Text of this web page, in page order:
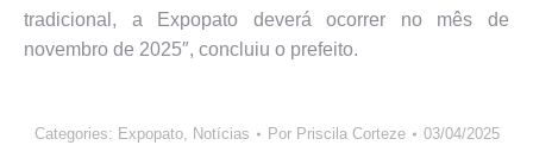
tradicional, a Expopato deverá ocorrer no mês de
novembro de 2025″, concluiu o prefeito.
Categories: Expopato, Notícias Por Priscila Corteze 03/04/2025